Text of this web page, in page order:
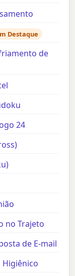
Destaque
de
24
no Trajeto
de E-mail
Higiênico